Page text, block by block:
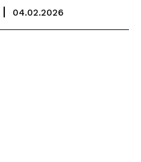
04.02.2026